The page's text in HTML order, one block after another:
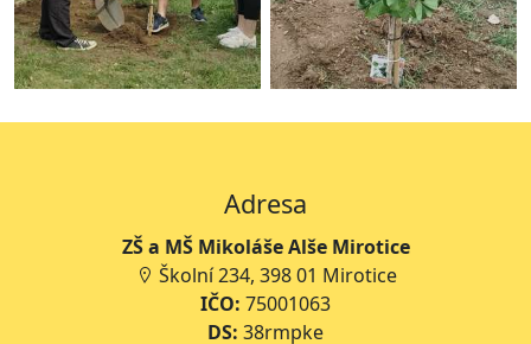
Adresa
ZŠ a MŠ Mikoláše Alše Mirotice
Školní 234, 398 01 Mirotice
IČO: 75001063
DS: 38rmpke